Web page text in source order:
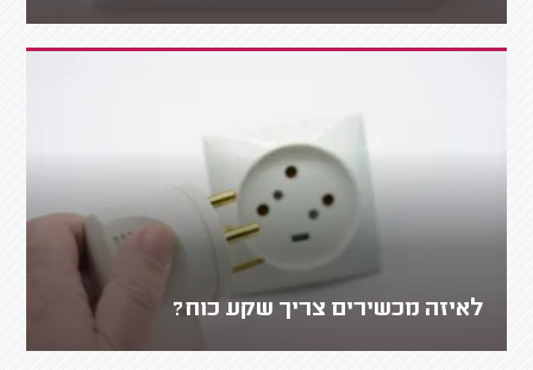
לאיזה מכשירים צריך שקע כוח?